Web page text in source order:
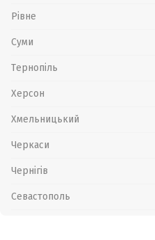
Рівне
Суми
Тернопіль
Херсон
Хмельницький
Черкаси
Чернігів
Севастополь